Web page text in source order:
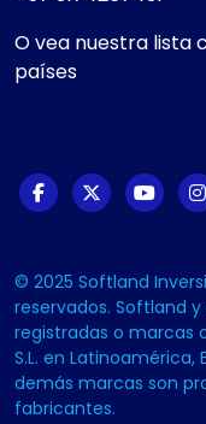
O vea nuestra lista
países
© 2025 Softland
reservados. Softland
registradas o marcas
S.L. en Latinoamérica,
demás marcas son
fabricantes.